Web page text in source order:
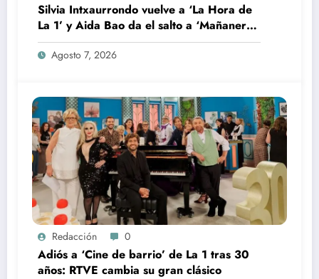
Silvia Intxaurrondo vuelve a ‘La Hora de
La 1’ y Aida Bao da el salto a ‘Mañaneros
360’
Agosto 7, 2026
Redacción 0
Adiós a ‘Cine de barrio’ de La 1 tras 30
años: RTVE cambia su gran clásico